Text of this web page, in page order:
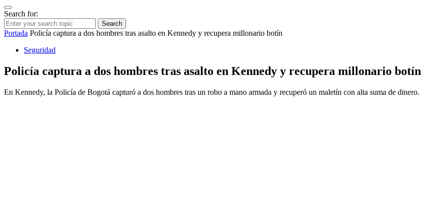
Search for:
Search
Portada Policía captura a dos hombres tras asalto en Kennedy y recupera millonario botín
Seguridad
Policía captura a dos hombres tras asalto en Kennedy y recupera millonario botín
En Kennedy, la Policía de Bogotá capturó a dos hombres tras un robo a mano armada y recuperó un maletín con alta suma de dinero.